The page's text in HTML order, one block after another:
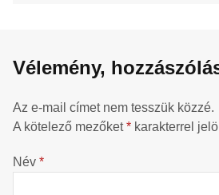
Vélemény,
Az e-mail címet nem tesszük közzé.
A kötelező mezőket* karakterrel
Név *